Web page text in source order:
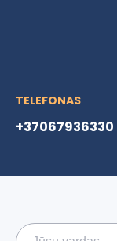
TELEFONAS
+37067936330